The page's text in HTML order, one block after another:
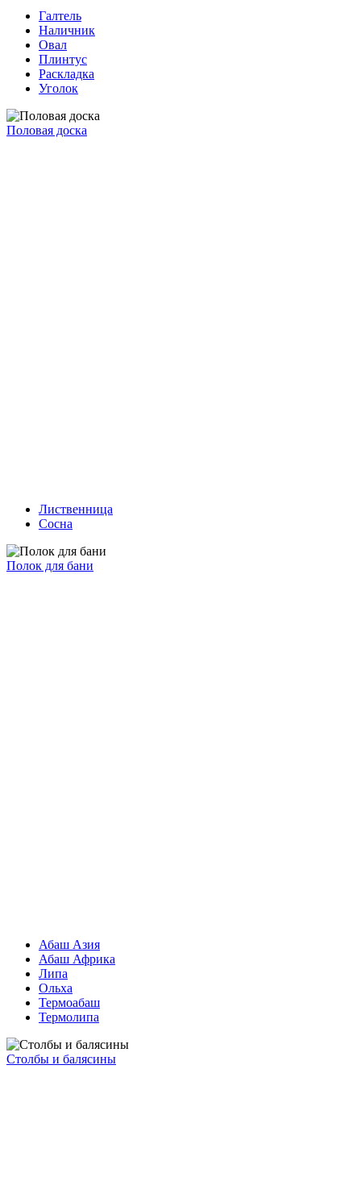
Галтель
Наличник
Овал
Плинтус
Раскладка
Уголок
Половая доска
Лиственница
Сосна
Полок для бани
Абаш Азия
Абаш Африка
Липа
Ольха
Термоабаш
Термолипа
Столбы и балясины